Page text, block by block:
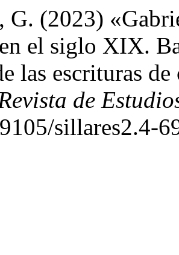
G. (2023)
el siglo XIX.
las escrituras
de
sillares2.4-